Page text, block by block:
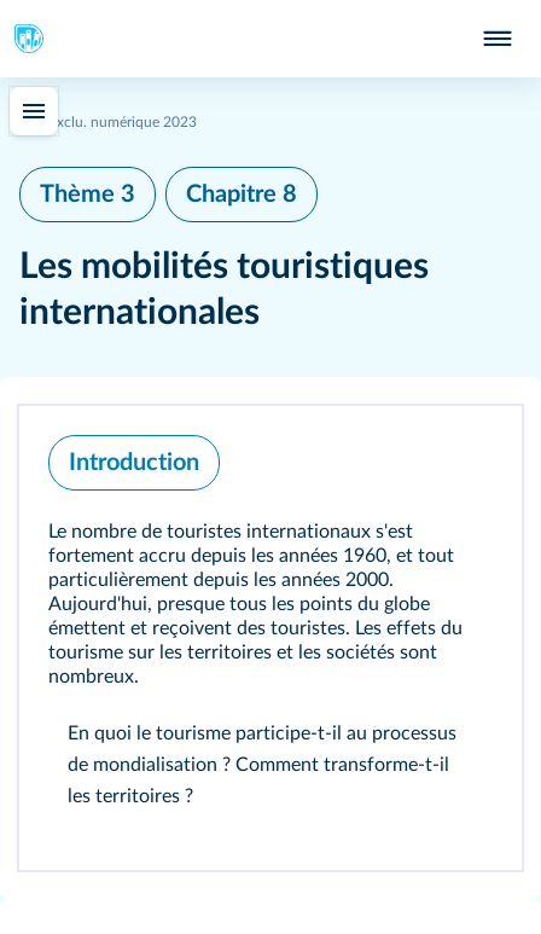
Exclu. numérique 2023
Thème 3 Chapitre 8
Les mobilités touristiques
internationales
Introduction
Le nombre de touristes internationaux s'est
fortement accru depuis les années 1960, et tout
particulièrement depuis les années 2000.
Aujourd'hui, presque tous les points du globe
émettent et reçoivent des touristes. Les effets du
tourisme sur les territoires et les sociétés sont
nombreux.
En quoi le tourisme participe-t-il au processus
de mondialisation ? Comment transforme-t-il
les territoires ?